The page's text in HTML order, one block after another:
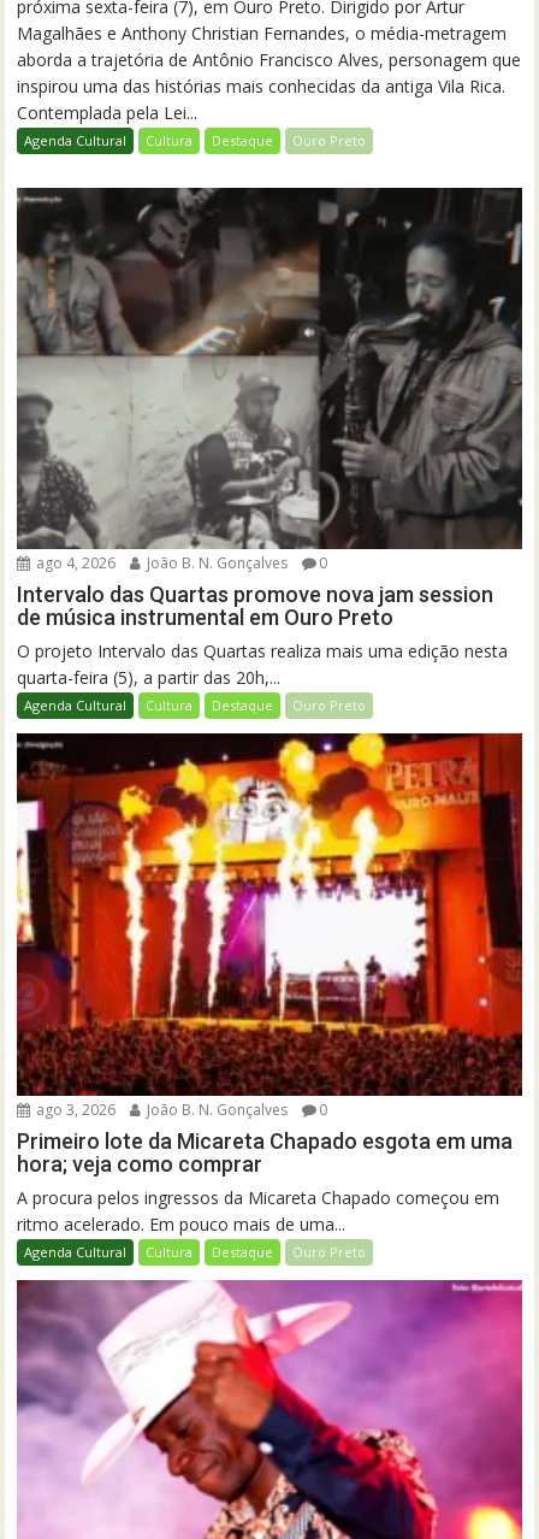
próxima sexta-feira (7), em Ouro Preto. Dirigido por Artur
Magalhães e Anthony Christian Fernandes, o média-metragem
aborda a trajetória de Antônio Francisco Alves, personagem que
inspirou uma das histórias mais conhecidas da antiga Vila Rica.
Contemplada pela Lei...
Agenda Cultural Cultura Destaque Ouro Preto
ago 4, 2026 João B. N. Gonçalves 0
Intervalo das Quartas promove nova jam session
de música instrumental em Ouro Preto
O projeto Intervalo das Quartas realiza mais uma edição nesta
quarta-feira (5), a partir das 20h,...
Agenda Cultural Cultura Destaque Ouro Preto
ago 3, 2026 João B. N. Gonçalves 0
Primeiro lote da Micareta Chapado esgota em uma
hora; veja como comprar
A procura pelos ingressos da Micareta Chapado começou em
ritmo acelerado. Em pouco mais de uma...
Agenda Cultural Cultura Destaque Ouro Preto